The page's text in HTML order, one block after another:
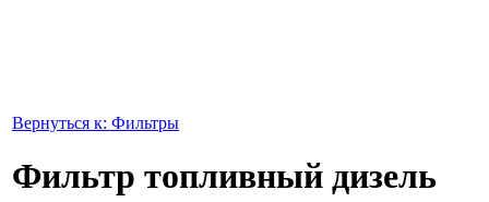
Вернуться к: Фильтры
Фильтр топливный дизель